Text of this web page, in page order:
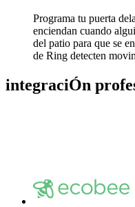
Programa tu puerta
enciendan cuando
del patio para que se
de Ring detecten
integraciÓn